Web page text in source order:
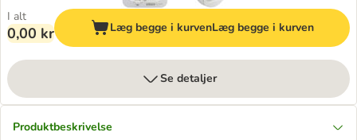
I alt
0,00 kr Læg begge i kurvenLæg begge i kurven
Se detaljer
Produktbeskrivelse